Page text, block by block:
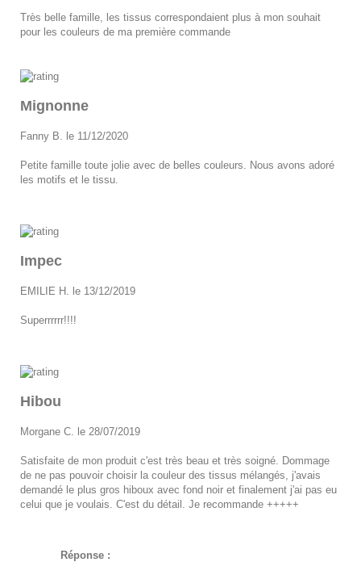
Très belle famille, les tissus correspondaient plus à mon souhait
pour les couleurs de ma première commande
Mignonne
Fanny B. le 11/12/2020
Petite famille toute jolie avec de belles couleurs. Nous avons adoré
les motifs et le tissu.
Impec
EMILIE H. le 13/12/2019
Superrrrrr!!!!
Hibou
Morgane C. le 28/07/2019
Satisfaite de mon produit c'est très beau et très soigné. Dommage
de ne pas pouvoir choisir la couleur des tissus mélangés, j'avais
demandé le plus gros hiboux avec fond noir et finalement j'ai pas eu
celui que je voulais. C'est du détail. Je recommande +++++
Réponse :